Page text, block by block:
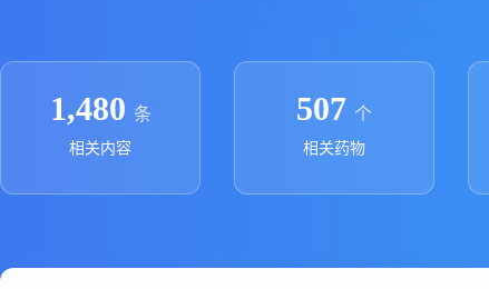
政策法规
药品生产企业
1,480 条
相关内容
507 个
相关药物